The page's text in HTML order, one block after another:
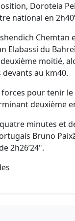
Doroteia
national en
Elabassi du
moitié,
au km40.
pour tenir
deuxième
minutes et
Bruno
2h26’24".